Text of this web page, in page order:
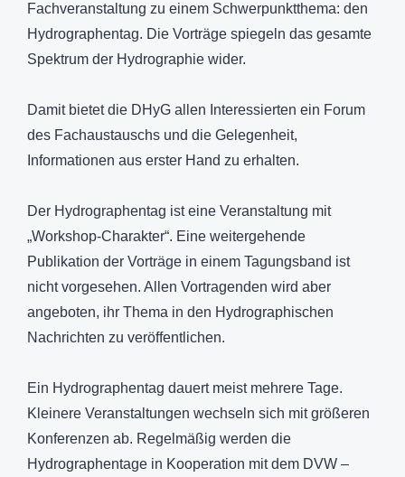
Fachveranstaltung zu einem Schwerpunktthema: den
Hydrographentag. Die Vorträge spiegeln das gesamte
Spektrum der Hydrographie wider.
Damit bietet die DHyG allen Interessierten ein Forum
des Fachaustauschs und die Gelegenheit,
Informationen aus erster Hand zu erhalten.
Der Hydrographentag ist eine Veranstaltung mit
„Workshop-Charakter“. Eine weitergehende
Publikation der Vorträge in einem Tagungsband ist
nicht vorgesehen. Allen Vortragenden wird aber
angeboten, ihr Thema in den Hydrographischen
Nachrichten zu veröffentlichen.
Ein Hydrographentag dauert meist mehrere Tage.
Kleinere Veranstaltungen wechseln sich mit größeren
Konferenzen ab. Regelmäßig werden die
Hydrographentage in Kooperation mit dem DVW –